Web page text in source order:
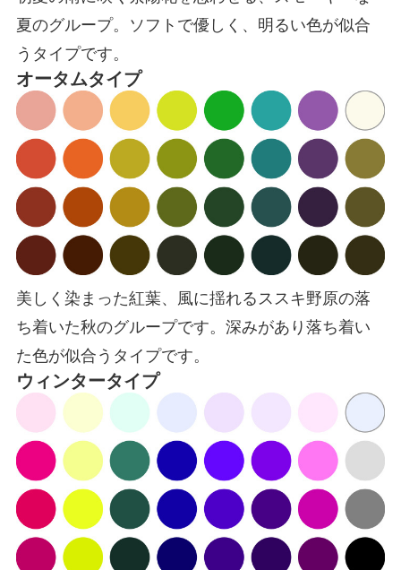
夏のグループ。ソフトで優しく、明るい色が似合
うタイプです。
オータムタイプ
美しく染まった紅葉、風に揺れるススキ野原の落
ち着いた秋のグループです。深みがあり落ち着い
た色が似合うタイプです。
ウィンタータイプ